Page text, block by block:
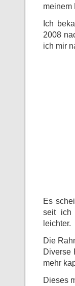
meinem
Ich
2008
ich mir
Es
seit ich
leichter.
Die
Diverse
mehr
Dieses